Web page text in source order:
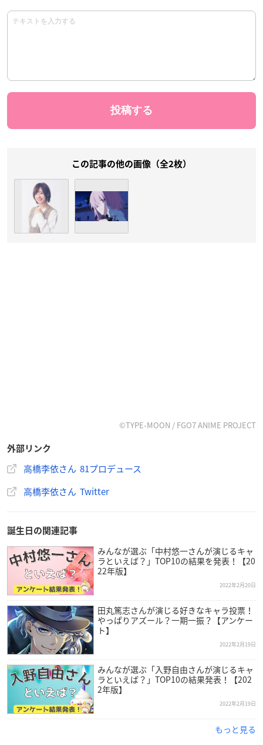
この記事の他の画像（全2枚）
©TYPE-MOON / FGO7 ANIME PROJECT
外部リンク
高橋李依さん 81プロデュース
高橋李依さん Twitter
誕生日の関連記事
みんなが選ぶ「中村悠一さんが演じるキャ
ラといえば？」TOP10の結果を発表！【20
22年版】
2022年2月20日
田丸篤志さんが演じる好きなキャラ投票！
やっぱりアズール？一期一振？【アンケー
ト】
2022年2月19日
みんなが選ぶ「入野自由さんが演じるキャ
ラといえば？」TOP10の結果発表！【202
2年版】
2022年2月19日
もっと見る